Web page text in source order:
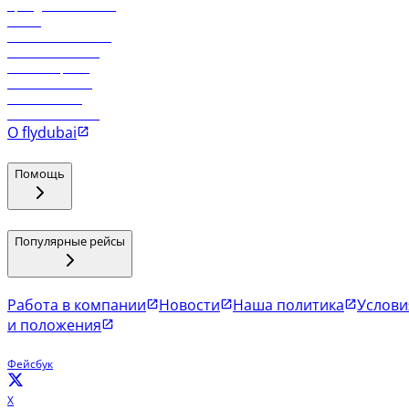
О flydubai
Помощь
Популярные рейсы
Работа в компании Новости Наша политика
и положения
Фейсбук
X